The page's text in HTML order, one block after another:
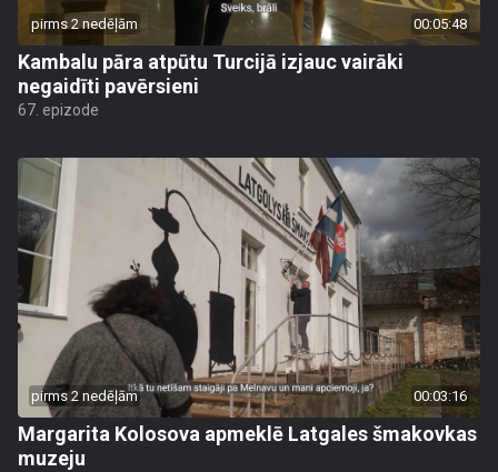
pirms 2 nedēļām 00:05:48
Kambalu pāra atpūtu Turcijā izjauc vairāki
negaidīti pavērsieni
67. epizode
pirms 2 nedēļām 00:03:16
Margarita Kolosova apmeklē Latgales šmakovkas
muzeju